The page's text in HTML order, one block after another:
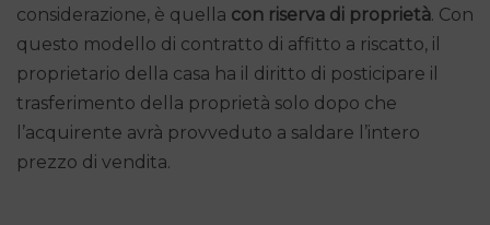
considerazione, è quella con riserva di proprietà. Con
questo modello di contratto di affitto a riscatto, il
proprietario della casa ha il diritto di posticipare il
trasferimento della proprietà solo dopo che
l’acquirente avrà provveduto a saldare l’intero
prezzo di vendita.